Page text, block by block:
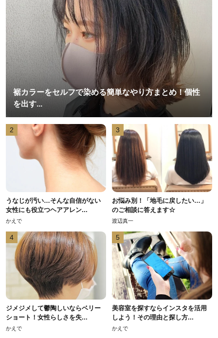
裾カラーをセルフで染める簡単なやり方まとめ！個性
を出す...
2
うなじが汚い…そんな自信がない
女性にも役立つヘアアレン...
かえで
3
お悩み別！「地毛に戻したい…」
のご相談に答えます☆
渡辺真一
4
ジメジメして鬱陶しいならベリー
ショート！女性らしさを失...
かえで
5
美容室を探すならインスタを活用
しよう！その理由と探し方...
かえで